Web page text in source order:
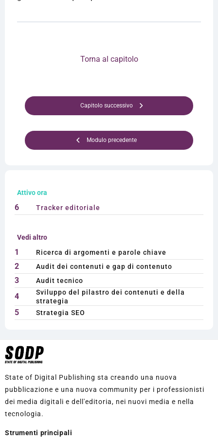
Modulo precedente
Torna al capitolo
Capitolo successivo
Attivo ora
6 Tracker editoriale
Vedi altro
1 Ricerca di argomenti e parole chiave
2 Audit dei contenuti e gap di contenuto
3 Audit tecnico
4
Sviluppo del pilastro dei contenuti e della
strategia
5 Strategia SEO
State of Digital Publishing sta creando una nuova
pubblicazione e una nuova community per i professionisti
dei media digitali e dell'editoria, nei nuovi media e nella
tecnologia.
Strumenti principali